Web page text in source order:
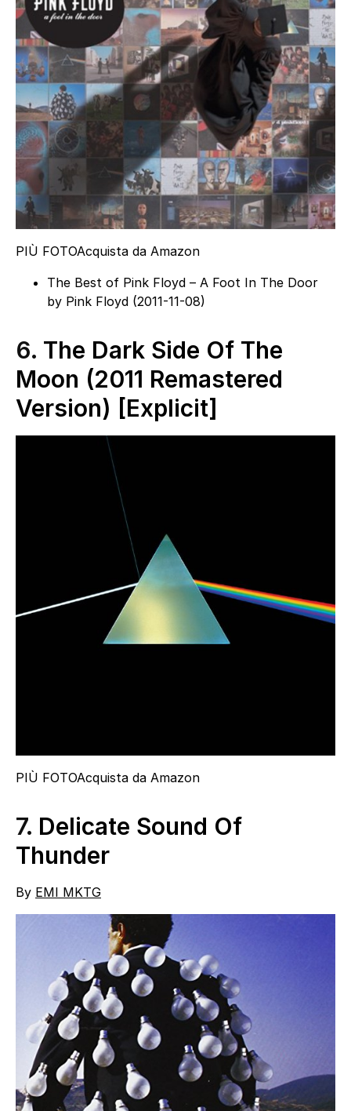
PIÙ FOTOAcquista da Amazon
The Best of Pink Floyd – A Foot In The Door
by Pink Floyd (2011-11-08)
6. The Dark Side Of The
Moon (2011 Remastered
Version) [Explicit]
PIÙ FOTOAcquista da Amazon
7. Delicate Sound Of
Thunder
By EMI MKTG